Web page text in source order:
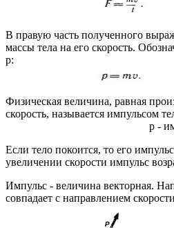
В правую часть полученного
массы тела на его скорость.
р:
Физическая величина, равная
скорость, называется импульсом
р - импульс
Если тело покоится, то его
увеличении скорости импульс
Импульс - величина векторная.
совпадает с направлением